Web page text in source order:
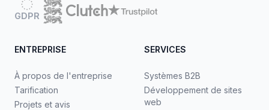
GDPR
ENTREPRISE
À propos de l'entreprise
Tarification
Projets et avis
SERVICES
Systèmes B2B
Développement de sites
web